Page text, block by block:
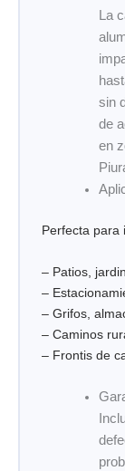
La
sin
de
en
Perfecta para
– Patios,
–
– Grifos,
– Caminos
– Frontis de